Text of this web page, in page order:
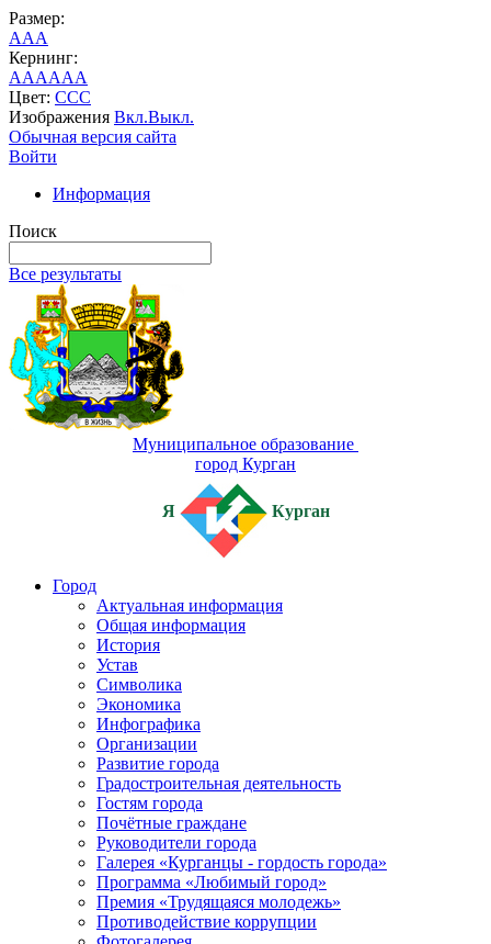
Размер:
AAA
Кернинг:
AAAAAA
Цвет: CCC
Изображения Вкл.Выкл.
Обычная версия сайта
Войти
Информация
Поиск
Все результаты
Муниципальное образование
город Курган
Я Курган
Город
Актуальная информация
Общая информация
История
Устав
Символика
Экономика
Инфографика
Организации
Развитие города
Градостроительная деятельность
Гостям города
Почётные граждане
Руководители города
Галерея «Курганцы - гордость города»
Программа «Любимый город»
Премия «Трудящаяся молодежь»
Противодействие коррупции